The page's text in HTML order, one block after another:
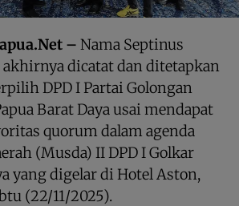
– Nama Septinus
akhirnya dicatat dan ditetapkan
DPD I Partai Golongan
Barat Daya usai mendapat
quorum dalam agenda
(Musda) II DPD I Golkar
yang digelar di Hotel Aston,
(22/11/2025).